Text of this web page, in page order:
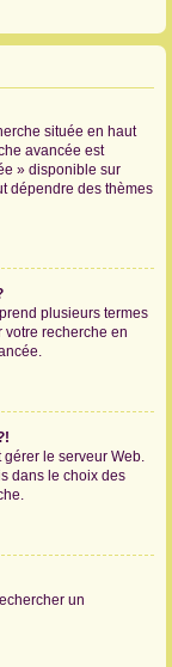
située en haut
avancée est
» disponible sur
dépendre des thèmes
plusieurs termes
votre recherche en
le serveur Web.
dans le choix des
un